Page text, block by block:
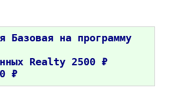
Базовая на программу
Realty 2500 ₽
₽